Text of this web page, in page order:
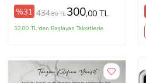
%31 434,80 TL 300,00 TL
32,00 TL'den Başlayan Taksitlerle